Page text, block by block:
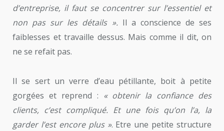
d’entreprise, il faut se concentrer sur l’essentiel et
non pas sur les détails ». Il a conscience de ses
faiblesses et travaille dessus. Mais comme il dit, on
ne se refait pas.
Il se sert un verre d’eau pétillante, boit à petite
gorgées et reprend : « obtenir la confiance des
clients, c’est compliqué. Et une fois qu’on l’a, la
garder l’est encore plus ». Etre une petite structure